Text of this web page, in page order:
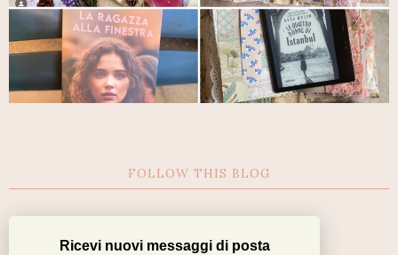
FOLLOW THIS BLOG
Ricevi nuovi messaggi di posta